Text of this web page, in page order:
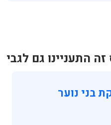
התעניינו גם לגבי
בני נוער